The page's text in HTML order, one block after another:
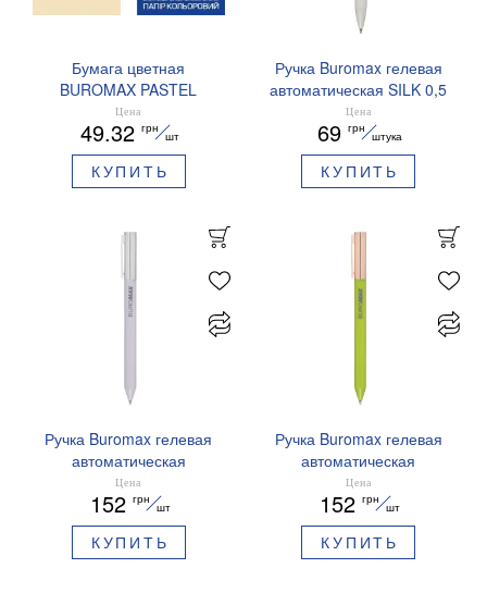
Бумага цветная
BUROMAX PASTEL
EUROMAX 20 арк А4 80 г/
мс BM.2721220E-08
Цена
49.32 грн
шт
КУПИТЬ
Ручка Buromax гелевая
автоматическая SILK 0,5
мм синие чернила
BM.83100
Цена
69 грн
штука
КУПИТЬ
Ручка Buromax гелевая
автоматическая
PRESTIGE SILVER 0,5 мм
синие чернила BM.83102
Цена
152 грн
шт
КУПИТЬ
Ручка Buromax гелевая
автоматическая
PRESTIGE GOLD 0,5 мм
синие чернила BM.83101
Цена
152 грн
шт
КУПИТЬ